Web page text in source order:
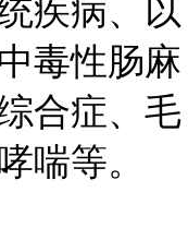
疾病、以
毒性肠麻
合症、毛
喘等。